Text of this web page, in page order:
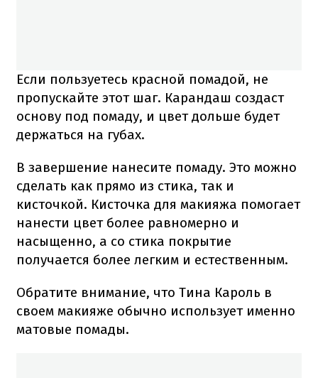
Если пользуетесь красной помадой, не
пропускайте этот шаг. Карандаш создаст
основу под помаду, и цвет дольше будет
держаться на губах.
В завершение нанесите помаду. Это можно
сделать как прямо из стика, так и
кисточкой. Кисточка для макияжа помогает
нанести цвет более равномерно и
насыщенно, а со стика покрытие
получается более легким и естественным.
Обратите внимание, что Тина Кароль в
своем макияже обычно использует именно
матовые помады.